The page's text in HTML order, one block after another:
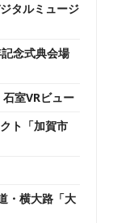
タルミュージ
念式典会場
室VRビュー
ト「加賀市
・横大路「大